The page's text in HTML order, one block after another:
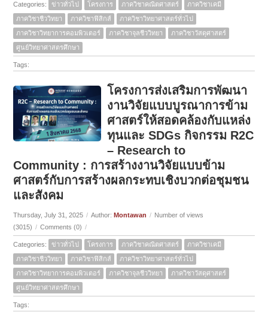
Categories: ข่าวทั่วไป โครงการ ภาควิชาคณิตศาสตร์
ภาควิชาเคมี
ภาควิชาชีววิทยา
ภาควิชาฟิสิกส์
ภาควิชาวิทยาศาสตร์ทั่วไป
ภาควิชาวิทยาการคอมพิวเตอร์
ภาควิชาจุลชีววิทยา
ภาควิชาวัสดุศาสตร์
ศูนย์วิทยาศาสตรศึกษา
Tags:
โครงการส่งเสริมการพัฒนา
งานวิจัยแบบบูรณาการข้าม
ศาสตร์ให้สอดคล้องกับแหล่ง
ทุนและ SDGs กิจกรรม R2C
– Research to
Community : การสร้างงานวิจัยแบบข้าม
ศาสตร์กับการสร้างผลกระทบเชิงบวกต่อชุมชน
และสังคม
Thursday, July 31, 2025 / Author:Montawan / Number of views
(3015) / Comments (0) /
Categories: ข่าวทั่วไป โครงการ ภาควิชาคณิตศาสตร์
ภาควิชาเคมี
ภาควิชาชีววิทยา
ภาควิชาฟิสิกส์
ภาควิชาวิทยาศาสตร์ทั่วไป
ภาควิชาวิทยาการคอมพิวเตอร์
ภาควิชาจุลชีววิทยา
ภาควิชาวัสดุศาสตร์
ศูนย์วิทยาศาสตรศึกษา
Tags: